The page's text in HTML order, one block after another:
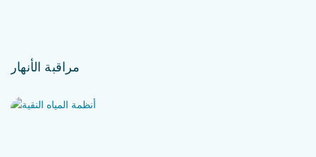
مراقبة الأنهار